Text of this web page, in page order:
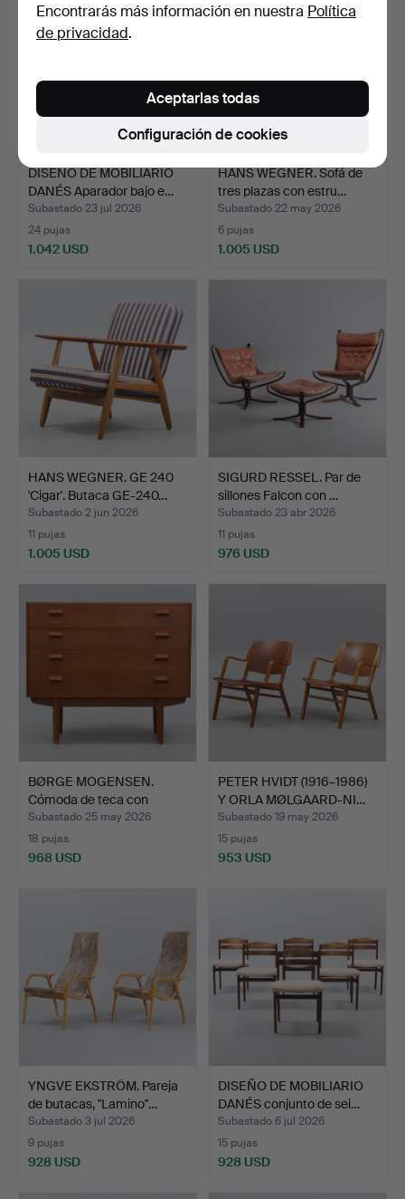
DISEÑO DE MOBILIARIO
DANÉS Aparador bajo e…
Subastado 23 jul 2026
24 pujas
1.042 USD
HANS WEGNER. Sofá de
tres plazas con estru…
Subastado 22 may 2026
6 pujas
1.005 USD
HANS WEGNER. GE 240
'Cigar'. Butaca GE-240…
Subastado 2 jun 2026
11 pujas
1.005 USD
SIGURD RESSEL. Par de
sillones Falcon con …
Subastado 23 abr 2026
11 pujas
976 USD
BØRGE MOGENSEN.
Cómoda de teca con
cuatro …
Subastado 25 may 2026
18 pujas
968 USD
PETER HVIDT (1916–1986)
Y ORLA MØLGAARD-NI…
Subastado 19 may 2026
15 pujas
953 USD
YNGVE EKSTRÖM. Pareja
de butacas, "Lamino"…
Subastado 3 jul 2026
9 pujas
928 USD
DISEÑO DE MOBILIARIO
DANÉS conjunto de sei…
Subastado 6 jul 2026
15 pujas
928 USD
Encontrarás más información en nuestra Política
de privacidad.
Configuración de cookies
Aceptarlas todas